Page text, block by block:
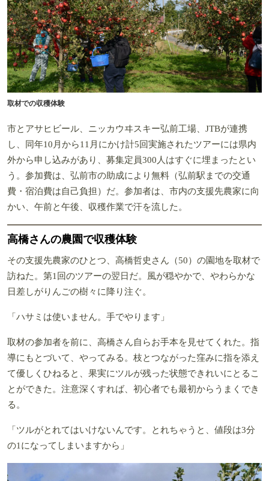
取材での収穫体験
市とアサヒビール、ニッカウヰスキー弘前工場、JTBが連携
し、同年10月から11月にかけ計5回実施されたツアーには県内
外から申し込みがあり、募集定員300人はすぐに埋まったとい
う。参加費は、弘前市の助成により無料（弘前駅までの交通
費・宿泊費は自己負担）だ。参加者は、市内の支援先農家に向
かい、午前と午後、収穫作業で汗を流した。
高橋さんの農園で収穫体験
その支援先農家のひとつ、高橋哲史さん（50）の園地を取材で
訪ねた。第1回のツアーの翌日だ。風が穏やかで、やわらかな
日差しがりんごの樹々に降り注ぐ。
「ハサミは使いません。手でやります」
取材の参加者を前に、高橋さん自らお手本を見せてくれた。指
導にもとづいて、やってみる。枝とつながった窪みに指を添え
て優しくひねると、果実にツルが残った状態できれいにとるこ
とができた。注意深くすれば、初心者でも最初からうまくでき
る。
「ツルがとれてはいけないんです。とれちゃうと、値段は3分
の1になってしまいますから」